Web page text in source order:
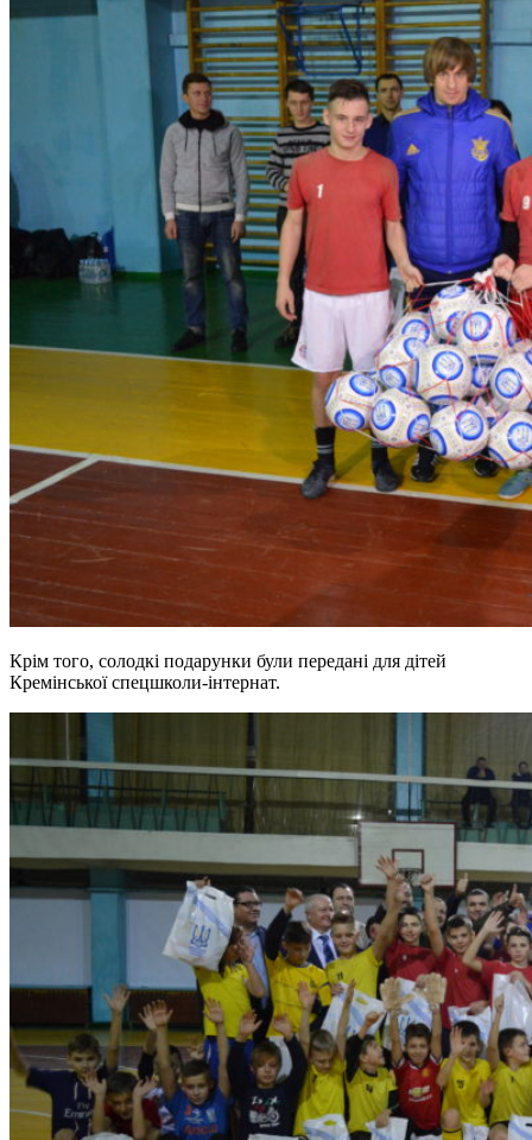
Крім того, солодкі подарунки були передані для дітей
Кремінської спецшколи-інтернат.